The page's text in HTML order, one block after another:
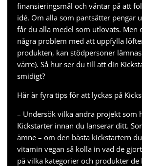
finansieringsmål och väntar på att
idé. Om alla som pantsätter pengar
får du alla medel som utlovats. Men
några problem med att uppfylla
produkten, kan stödpersoner
värre). Så hur ser du till att din
smidigt?
Här är fyra tips för att lyckas på
– Undersök vilka andra projekt som
Kickstarter innan du lanserar ditt.
ämne – om den bästa kickstartern
vitamin vegan så kolla in vad de
på vilka kategorier och produkter de